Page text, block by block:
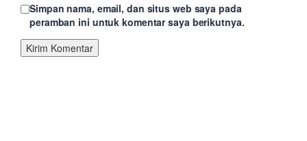
Simpan nama, email, dan situs web saya pada
peramban ini untuk komentar saya berikutnya.